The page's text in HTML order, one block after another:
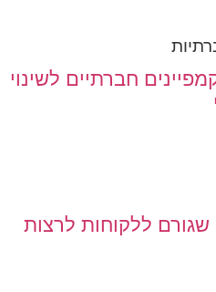
חברתיים לשינוי
שגורם ללקוחות לרצות